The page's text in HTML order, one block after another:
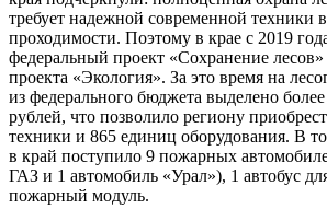
требует надежной современной техники
проходимости. Поэтому в крае с 2019
федеральный проект «Сохранение
проекта «Экология». За это время на
из федерального бюджета выделено
рублей, что позволило региону
техники и 865 единиц оборудования. В
в край поступило 9 пожарных
ГАЗ и 1 автомобиль «Урал»), 1 автобус
пожарный модуль.